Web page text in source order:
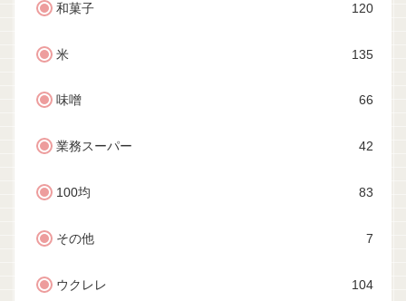
和菓子 120
米 135
味噌 66
業務スーパー 42
100均 83
その他 7
ウクレレ 104